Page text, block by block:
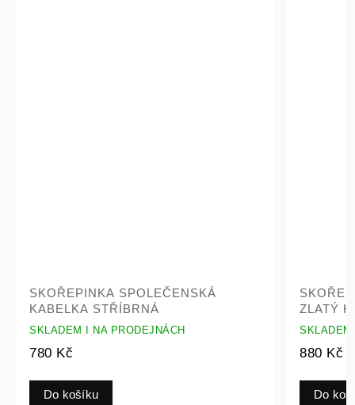
SKOŘEPINKA SPOLEČENSKÁ
KABELKA STŘÍBRNÁ
SKLADEM I NA PRODEJNÁCH
780 Kč
Do košíku
ZLATÝ
SKLADEM
880 Kč
Do